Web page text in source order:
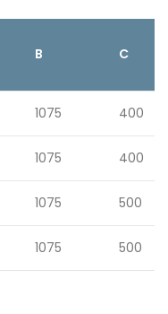
B C
1075 400
1075 400
1075 500
1075 500